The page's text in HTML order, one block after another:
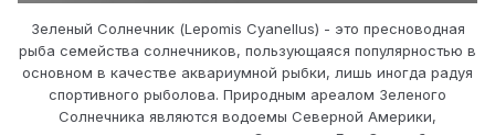
Зеленый Солнечник (Lepomis Cyanellus) - это пресноводная
рыба семейства солнечников, пользующаяся популярностью в
основном в качестве аквариумной рыбки, лишь иногда радуя
спортивного рыболова. Природным ареалом Зеленого
Солнечника являются водоемы Северной Америки,